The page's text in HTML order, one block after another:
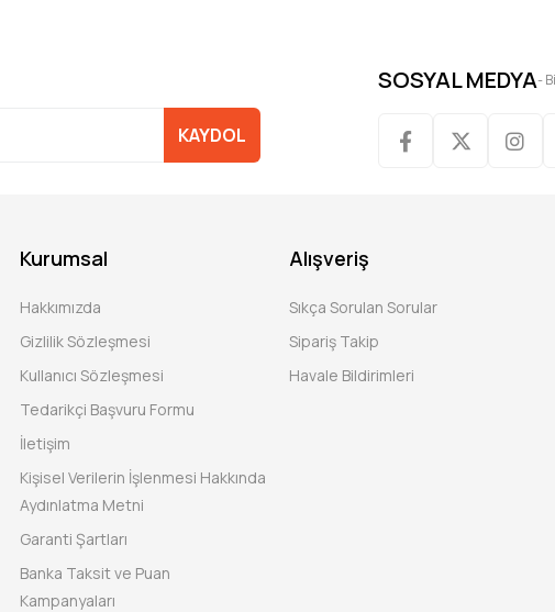
KAYDOL
SOSYAL MEDYA-
Kurumsal
Hakkımızda
Gizlilik Sözleşmesi
Kullanıcı Sözleşmesi
Tedarikçi Başvuru Formu
İletişim
Kişisel Verilerin İşlenmesi Hakkında
Aydınlatma Metni
Garanti Şartları
Banka Taksit ve Puan
Kampanyaları
Alışveriş
Sıkça Sorulan Sorular
Sipariş Takip
Havale Bildirimleri